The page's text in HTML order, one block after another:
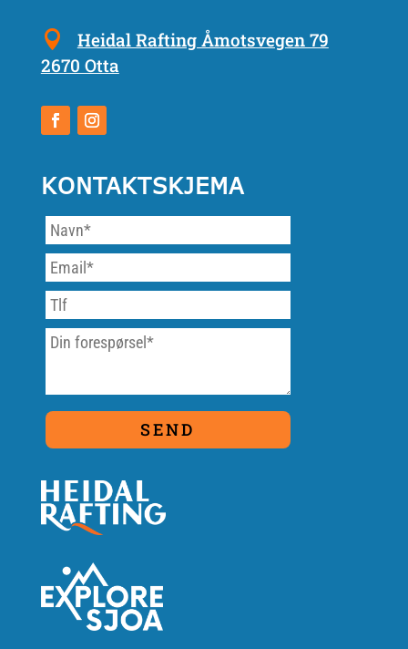
Heidal Rafting Åmotsvegen 79
2670 Otta
KONTAKTSKJEMA